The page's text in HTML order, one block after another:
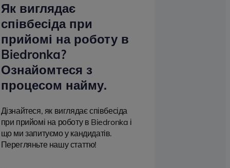
Як виглядає
співбесіда при
прийомі на роботу в
Biedronka?
Ознайомтеся з
процесом найму.
Дізнайтеся, як виглядає співбесіда
при прийомі на роботу в Biedronka і
що ми запитуємо у кандидатів.
Перегляньте нашу статтю!